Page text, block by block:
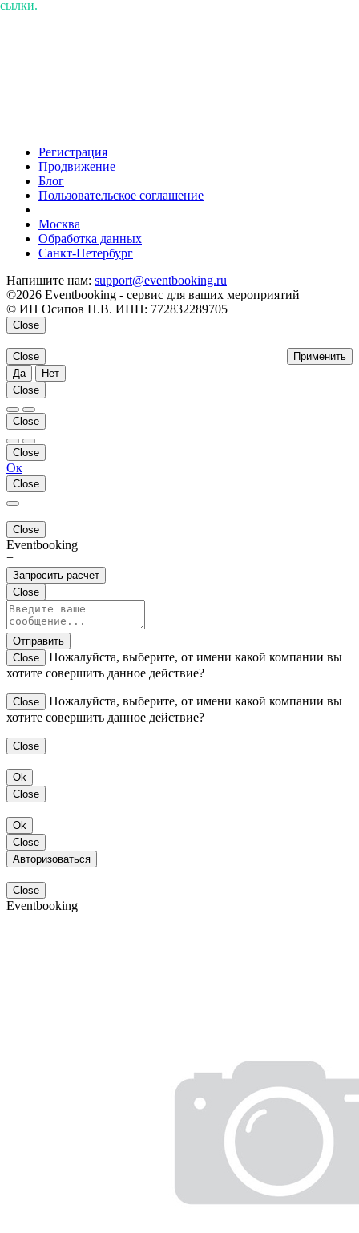
Регистрация
Продвижение
Блог
Пользовательское соглашение
Москва
Обработка данных
Санкт-Петербург
Напишите нам: support@eventbooking.ru
©2026 Eventbooking - сервис для ваших мероприятий
© ИП Осипов Н.В. ИНН: 772832289705
Close
Применить
Close
Да
Нет
Close
Close
Close
Ок
Close
Close
Eventbooking
=
Запросить расчет
Close
Отправить
Close
Пожалуйста, выберите, от имени какой компании вы
хотите совершить данное действие?
Close
Пожалуйста, выберите, от имени какой компании вы
хотите совершить данное действие?
Close
Ok
Close
Ok
Close
Авторизоваться
Close
Eventbooking